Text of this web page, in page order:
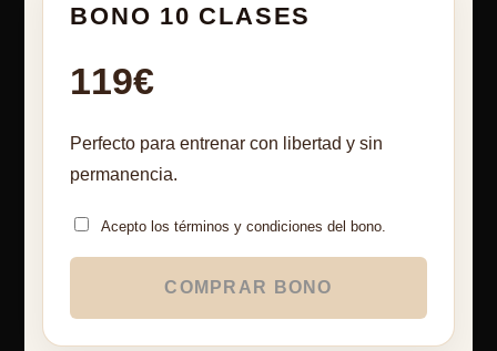
BONO 10 CLASES
119€
Perfecto para entrenar con libertad y sin
permanencia.
Acepto los términos y condiciones del bono.
COMPRAR BONO